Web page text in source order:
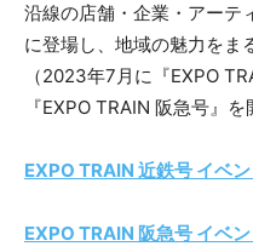
沿線の店舗・企業・アーテ
に登場し、地域の魅力をま
（2023年7月に『EXPO
『EXPO TRAIN 阪急号』を
EXPO TRAIN 近鉄号 イベ
EXPO TRAIN 阪急号 イベ